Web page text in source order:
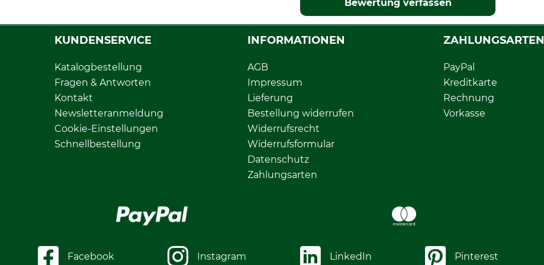
Bewertung verfassen
KUNDENSERVICE
Katalogbestellung
Fragen & Antworten
Kontakt
Newsletteranmeldung
Cookie-Einstellungen
Schnellbestellung
INFORMATIONEN
AGB
Impressum
Lieferung
Bestellung widerrufen
Widerrufsrecht
Widerrufsformular
Datenschutz
Zahlungsarten
ZAHLUNGSARTEN
PayPal
Kreditkarte
Rechnung
Vorkasse
Facebook Instagram LinkedIn Pinterest